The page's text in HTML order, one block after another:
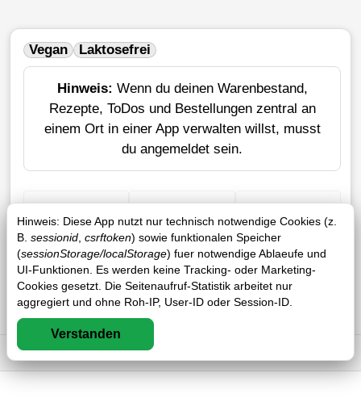
Hinweis: Diese App nutzt nur technisch notwendige Cookies (z.
B. sessionid csrftoken) sowie funktionalen Speicher
(sessionStorage/localStorage) fuer notwendige Ablaeufe und
UI-Funktionen. Es werden keine Tracking- oder Marketing-
Cookies gesetzt. Die Seitenaufruf-Statistik arbeitet nur
aggregiert und ohne Roh-IP, User-ID oder Session-ID.
Verstanden
Vegan Laktosefrei
Hinweis: Wenn du deinen Warenbestand,
Rezepte, ToDos und Bestellungen zentral an
einem Ort in einer App verwalten willst, musst
du angemeldet sein.
+ Einkauf Verlustrechner Sticker erstellen
Impressum